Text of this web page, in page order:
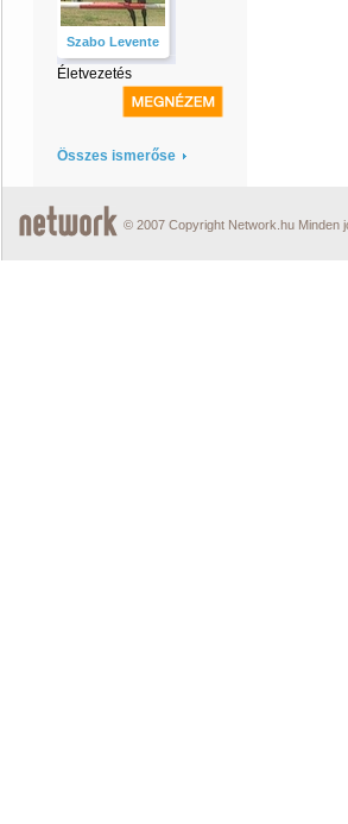
Szabo Levente
Életvezetés
Összes ismerőse
© 2007 Copyright Network.hu Minden